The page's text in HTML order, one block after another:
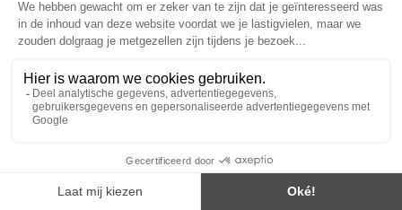
evenwichtige voeding en een gezonde levensstijl. Aanbevolen dagelijkse dosis niet
overschrijden. Enkel voor volwassenen, buiten het bereik van kinderen houden.